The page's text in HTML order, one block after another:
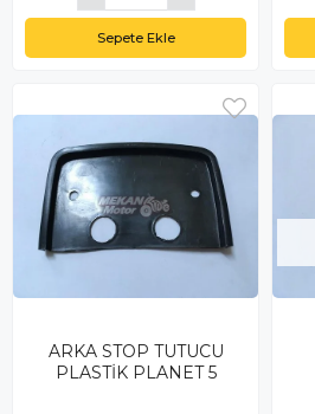
Sepete Ekle
ARKA STOP TUTUCU
PLASTİK PLANET 5